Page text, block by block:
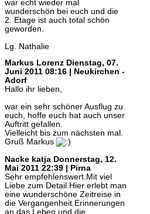
war echt wieder mal
wunderschön bei euch und die
2. Etage ist auch total schön
geworden.
Lg. Nathalie
Markus Lorenz Dienstag, 07.
Juni 2011 08:16 | Neukirchen -
Adorf
Hallo ihr lieben,
war ein sehr schöner Ausflug zu
euch, hoffe euch hat auch unser
Auftritt gefallen.
Vielleicht bis zum nächsten mal.
Gruß Markus
Nacke katja Donnerstag, 12.
Mai 2011 22:39 | Pirna
Sehr empfehlenswert.Mit viel
Liebe zum Detail.Hier erlebt man
eine wunderschöne Zeitreise in
die Vergangenheit.Erinnerungen
an das Leben und die